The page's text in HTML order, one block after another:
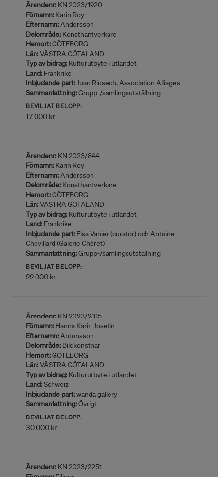
Ärendenr: KN 2023/1920
Förnamn: Karin Roy
Efternamn:Andersson
Delområde: Konsthantverkare
Hemort:GÖTEBORG
Län:VÄSTRA GÖTALAND
Typ av bidrag: Kulturutbyte i utlandet
Land: Frankrike
Inbjudande part:Juan Riusech, Association Alliages
Sammanfattning:Grupp-/samlingsutställning
BEVILJAT BELOPP:
17 000 kr
Ärendenr: KN 2023/844
Förnamn: Karin Roy
Efternamn:Andersson
Delområde: Konsthantverkare
Hemort:GÖTEBORG
Län:VÄSTRA GÖTALAND
Typ av bidrag: Kulturutbyte i utlandet
Land: Frankrike
Inbjudande part: Elsa Vanier (curator) och Antoine
Chevillard (Galerie Chéret)
Sammanfattning:Grupp-/samlingsutställning
BEVILJAT BELOPP:
22 000 kr
Ärendenr: KN 2023/2315
Förnamn: Hanna Karin Josefin
Efternamn:Antonsson
Delområde: Bildkonstnär
Hemort:GÖTEBORG
Län:VÄSTRA GÖTALAND
Typ av bidrag: Kulturutbyte i utlandet
Land:Schweiz
Inbjudande part:wanda gallery
Sammanfattning:Övrigt
BEVILJAT BELOPP:
30 000 kr
Ärendenr: KN 2023/2251